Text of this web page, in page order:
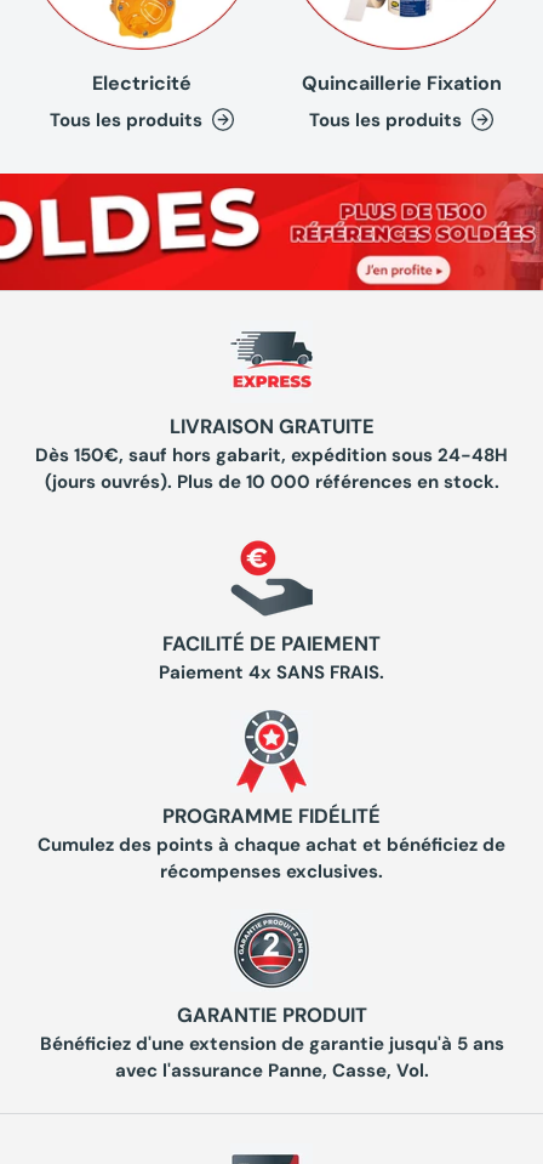
Electricité
Tous les produits
Quincaillerie Fixation
Tous les produits
LIVRAISON GRATUITE
Dès 150€, sauf hors gabarit, expédition sous 24-48H
(jours ouvrés). Plus de 10 000 références en stock.
FACILITÉ DE PAIEMENT
Paiement 4x SANS FRAIS.
PROGRAMME FIDÉLITÉ
Cumulez des points à chaque achat et bénéficiez de
récompenses exclusives.
GARANTIE PRODUIT
Bénéficiez d'une extension de garantie jusqu'à 5 ans
avec l'assurance Panne, Casse, Vol.